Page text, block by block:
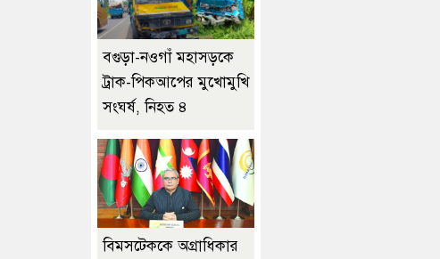
বগুড়া-নওগাঁ মহাসড়কে
ট্রাক-পিকআপের মুখোমুখি
সংঘর্ষ, নিহত ৪
বিমসটেককে অগ্রাধিকার